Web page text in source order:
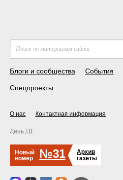
Блоги и сообщества События
Спецпроекты
О нас Контактная информация
День ТВ
Новый
номер
№31
Архив
газеты